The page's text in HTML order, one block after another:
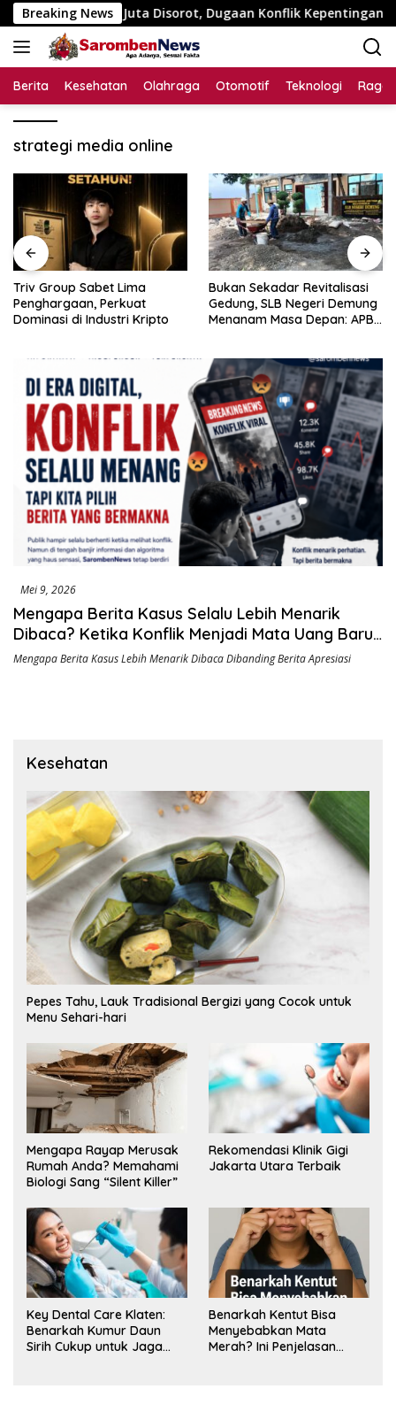
Langsung
ke
konten
Breaking News
Rp195 Juta Disorot, Dugaan Konflik Kepentingan hingga
Berita Kesehatan Olahraga Otomotif Teknologi
strategi media online
Triv Group Sabet Lima
Penghargaan, Perkuat
Dominasi di Industri Kripto
Bukan Sekadar Revitalisasi
Gedung, SLB Negeri Demung
Menanam Masa Depan: APBN
Khusus Menjadi Kemandirian
Mei 9, 2026
Mengapa Berita Kasus Selalu Lebih Menarik
Dibaca? Ketika Konflik Menjadi Mata Uang Baru
di Era Digital
Mengapa Berita Kasus Lebih Menarik Dibaca Dibanding Berita Apresiasi
Kesehatan
Pepes Tahu, Lauk Tradisional Bergizi yang Cocok untuk
Menu Sehari-hari
Mengapa Rayap Merusak
Rumah Anda? Memahami
Biologi Sang “Silent Killer”
Rekomendasi Klinik Gigi
Jakarta Utara Terbaik
Key Dental Care Klaten:
Benarkah Kumur Daun
Sirih Cukup untuk Jaga
Benarkah Kentut Bisa
Menyebabkan Mata
Merah? Ini Penjelasan